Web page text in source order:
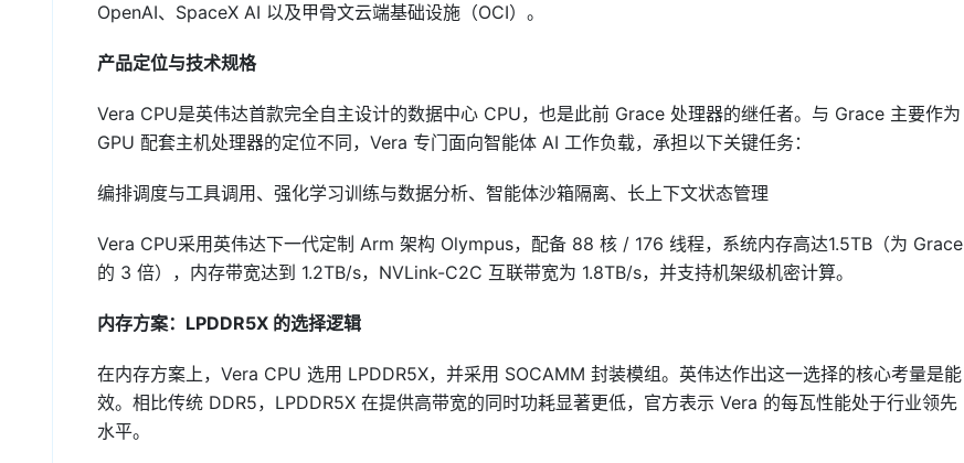
OpenAI、SpaceX AI 以及甲骨文云端基础设施（OCI）。
产品定位与技术规格
Vera CPU是英伟达首款完全自主设计的数据中心 CPU，也是此前 Grace 处理器的继任者。与 Grace 主要作为
GPU 配套主机处理器的定位不同，Vera 专门面向智能体 AI 工作负载，承担以下关键任务：
编排调度与工具调用、强化学习训练与数据分析、智能体沙箱隔离、长上下文状态管理
Vera CPU采用英伟达下一代定制 Arm 架构 Olympus，配备 88 核 / 176 线程，系统内存高达1.5TB（为 Grace
的 3 倍），内存带宽达到 1.2TB/s，NVLink-C2C 互联带宽为 1.8TB/s，并支持机架级机密计算。
内存方案：LPDDR5X 的选择逻辑
在内存方案上，Vera CPU 选用 LPDDR5X，并采用 SOCAMM 封装模组。英伟达作出这一选择的核心考量是能
效。相比传统 DDR5，LPDDR5X 在提供高带宽的同时功耗显著更低，官方表示 Vera 的每瓦性能处于行业领先
水平。